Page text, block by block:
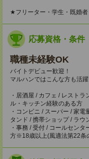
★フリーター・学生・既婚者
応募資格・条件
職種未経験OK
バイトデビュー歓迎！
マルハンではこんな方も活躍
・居酒屋 / カフェ / レスト
ル・キッチン経験のある方
・コンビニ / スーパー / 家
タンド / 携帯ショップ / ラ
・事務 / 受付 / コールセン
方※18歳以上(風適法第22条